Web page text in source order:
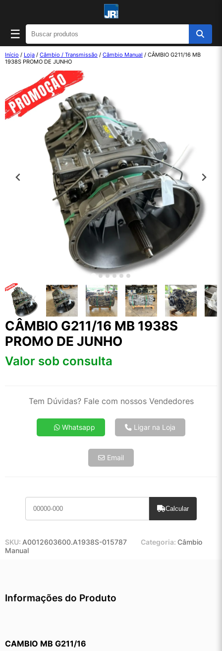
☰
Início / Loja / Câmbio / Transmissão / Câmbio Manual / CÂMBIO G211/16 MB
1938S PROMO DE JUNHO
CÂMBIO G211/16 MB 1938S
PROMO DE JUNHO
Valor sob consulta
Tem Dúvidas? Fale com nossos Vendedores
Whatsapp Ligar na Loja
Email
Calcular
SKU: A0012603600.A1938S-015787 Categoria: Câmbio
Manual
Informações do Produto
CAMBIO MB G211/16